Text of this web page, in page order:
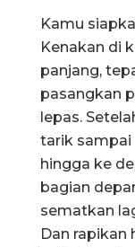
Kamu
Kenakan di
panjang,
pasangkan
lepas.
tarik sampai
hingga ke
bagian
sematkan
Dan rapikan